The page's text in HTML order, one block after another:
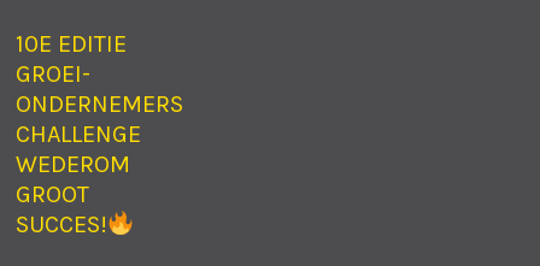
10E EDITIE
GROEI-
ONDERNEMERS
CHALLENGE
WEDEROM
GROOT
SUCCES!